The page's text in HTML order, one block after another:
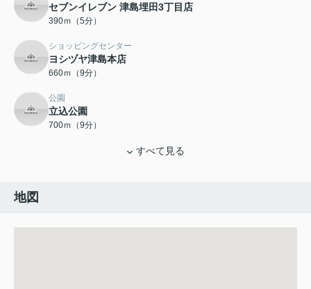
セブンイレブン 津島埋田3丁目店
390ｍ（5分）
ショッピングセンター
ヨシヅヤ津島本店
660ｍ（9分）
公園
立込公園
700ｍ（9分）
すべて見る
地図